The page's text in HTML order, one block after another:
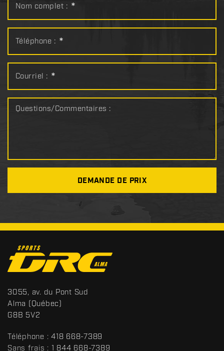
Nom complet : *
Téléphone : *
Courriel : *
Questions/Commentaires :
DEMANDE DE PRIX
o
n
t
a
c
t
S
p
o
t
s
3055, av. du Pont Sud
Alma (Québec)
G8B 5V2
Téléphone : 418 668-7389
Sans frais : 1 844 668-7389